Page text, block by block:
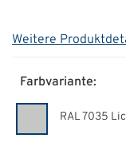
Weitere
Farbvariante:
RAL 7035